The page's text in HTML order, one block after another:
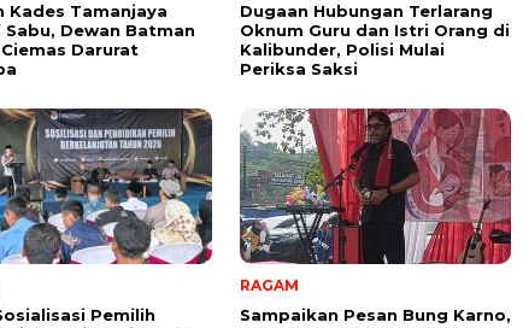
Kades Tamanjaya
Dewan Batman
Darurat
Dugaan Hubungan Terlarang
Oknum Guru dan Istri Orang di
Kalibunder, Polisi Mulai
Periksa Saksi
Pemilih
RAGAM
Sampaikan Pesan Bung Karno,